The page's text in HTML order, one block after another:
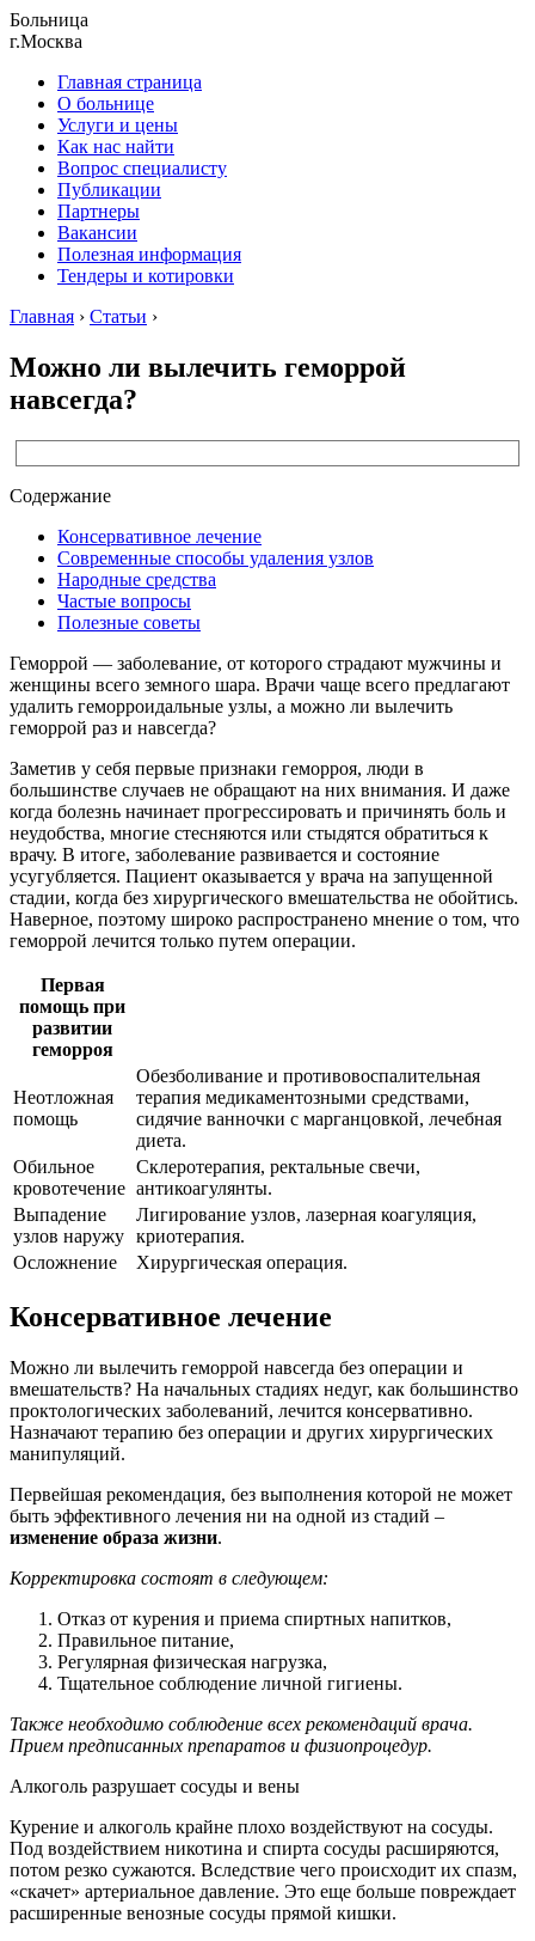
Больница
г.Москва
Главная страница
О больнице
Услуги и цены
Как нас найти
Вопрос специалисту
Публикации
Партнеры
Вакансии
Полезная информация
Тендеры и котировки
Главная › Статьи ›
Можно ли вылечить геморрой
навсегда?
Содержание
Консервативное лечение
Современные способы удаления узлов
Народные средства
Частые вопросы
Полезные советы
Геморрой — заболевание, от которого страдают мужчины и
женщины всего земного шара. Врачи чаще всего предлагают
удалить геморроидальные узлы, а можно ли вылечить
геморрой раз и навсегда?
Заметив у себя первые признаки геморроя, люди в
большинстве случаев не обращают на них внимания. И даже
когда болезнь начинает прогрессировать и причинять боль и
неудобства, многие стесняются или стыдятся обратиться к
врачу. В итоге, заболевание развивается и состояние
усугубляется. Пациент оказывается у врача на запущенной
стадии, когда без хирургического вмешательства не обойтись.
Наверное, поэтому широко распространено мнение о том, что
геморрой лечится только путем операции.
Первая
помощь при
развитии
геморроя
Неотложная
помощь
Обезболивание и противовоспалительная
терапия медикаментозными средствами,
сидячие ванночки с марганцовкой, лечебная
диета.
Обильное
кровотечение
Склеротерапия, ректальные свечи,
антикоагулянты.
Выпадение
узлов наружу
Лигирование узлов, лазерная коагуляция,
криотерапия.
Осложнение
Хирургическая операция.
Консервативное лечение
Можно ли вылечить геморрой навсегда без операции и
вмешательств? На начальных стадиях недуг, как большинство
проктологических заболеваний, лечится консервативно.
Назначают терапию без операции и других хирургических
манипуляций.
Первейшая рекомендация, без выполнения которой не может
быть эффективного лечения ни на одной из стадий –
изменение образа жизни.
Корректировка состоят в следующем:
Отказ от курения и приема спиртных напитков,
Правильное питание,
Регулярная физическая нагрузка,
Тщательное соблюдение личной гигиены.
Также необходимо соблюдение всех рекомендаций врача.
Прием предписанных препаратов и физиопроцедур.
Алкоголь разрушает сосуды и вены
Курение и алкоголь крайне плохо воздействуют на сосуды.
Под воздействием никотина и спирта сосуды расширяются,
потом резко сужаются. Вследствие чего происходит их спазм,
«скачет» артериальное давление. Это еще больше повреждает
расширенные венозные сосуды прямой кишки.